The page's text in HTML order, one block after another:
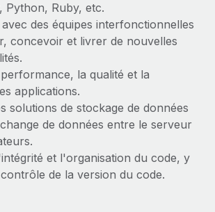
gère ses 55 employés
19 pays grâce à Remote
notable du conseil en matière de
internationale, encourage les...
Python, Ruby, etc.
des équipes interfonctionnelles
concevoir et livrer de nouvelles
la qualité et la
applications.
solutions de stockage de données
de données entre le serveur
et l'organisation du code, y
de la version du code.